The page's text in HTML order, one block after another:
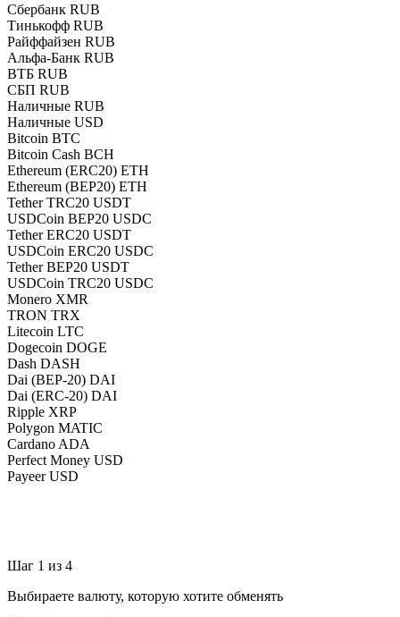
Сбербанк RUB
Тинькофф RUB
Райффайзен RUB
Альфа-Банк RUB
ВТБ RUB
СБП RUB
Наличные RUB
Наличные USD
Bitcoin BTC
Bitcoin Cash BCH
Ethereum (ERC20) ETH
Ethereum (BEP20) ETH
Tether TRC20 USDT
USDCoin BEP20 USDC
Tether ERC20 USDT
USDCoin ERC20 USDC
Tether BEP20 USDT
USDCoin TRC20 USDC
Monero XMR
TRON TRX
Litecoin LTC
Dogecoin DOGE
Dash DASH
Dai (BEP-20) DAI
Dai (ERC-20) DAI
Ripple XRP
Polygon MATIC
Cardano ADA
Perfect Money USD
Payeer USD
Шаг 1 из 4
Выбираете валюту, которую хотите обменять